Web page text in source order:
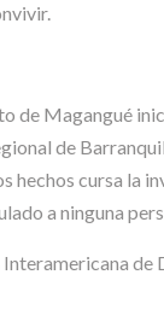
de Magangué
de
cursa la
a ninguna